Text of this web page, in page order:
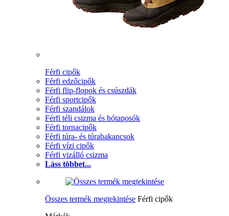
Férfi cipők
Férfi edzőcipők
Férfi flip-flopok és csúszdák
Férfi sportcipők
Férfi szandálok
Férfi téli csizma és hótaposók
Férfi tornacipők
Férfi túra- és túrabakancsok
Férfi vízi cipők
Férfi vizálló csizma
Láss többet...
Összes termék megtekintése Férfi cipők